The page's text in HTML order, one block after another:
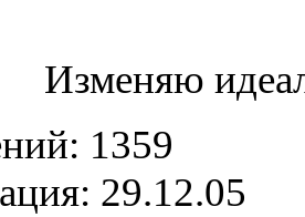
Изменяю
1359
29.12.05